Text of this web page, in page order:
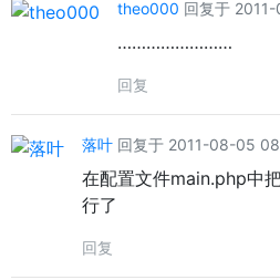
theo000 回复于
……………………
回复
落叶 回复于 2011-08-05
在配置文件main.php中
行了
回复